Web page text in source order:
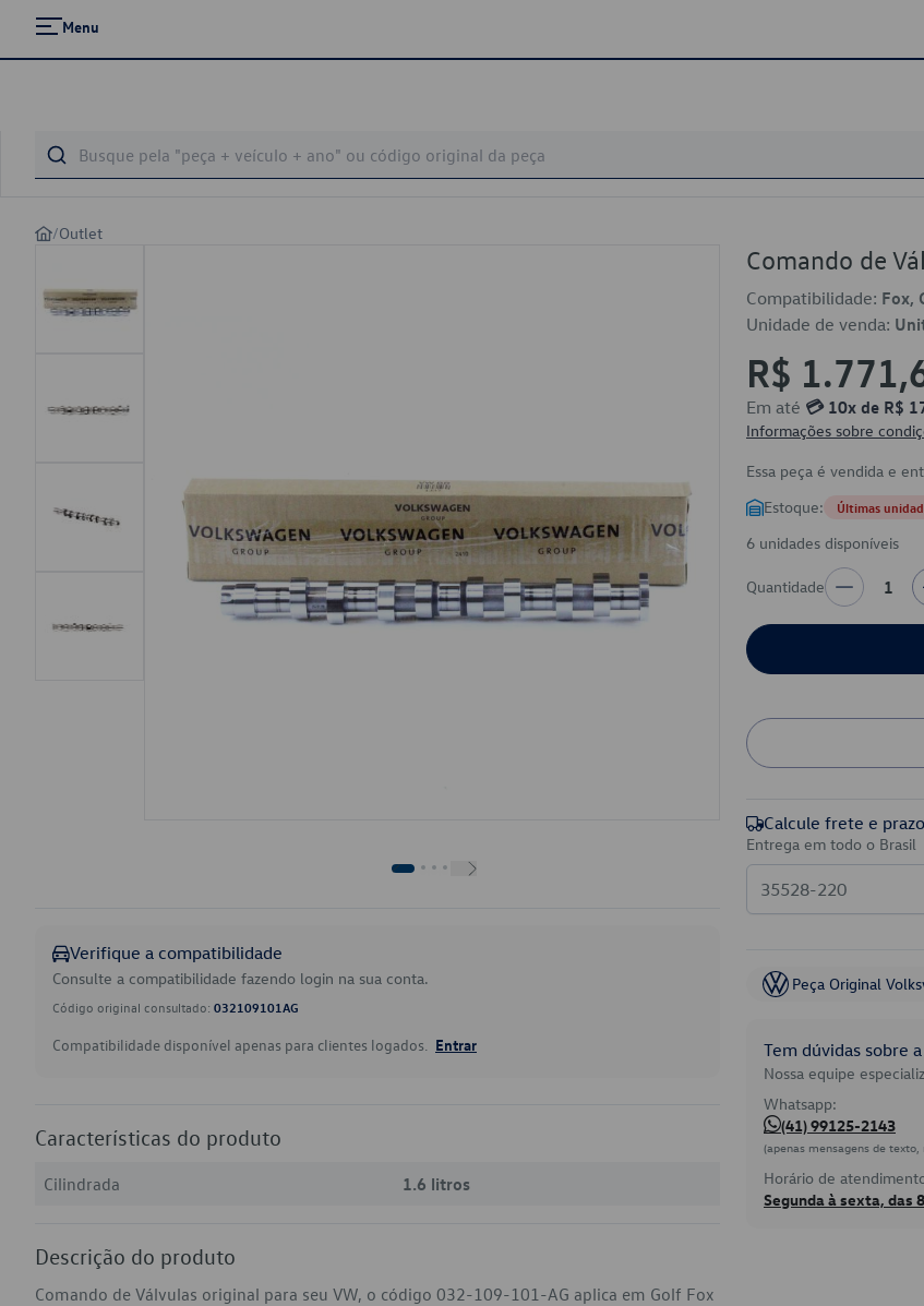
Menu
/Outlet
Verifique a compatibilidade
Consulte a compatibilidade fazendo login na sua conta.
Código original consultado: 032109101AG
Compatibilidade disponível apenas para clientes logados. Entrar
Características do produto
Cilindrada 1.6 litros
Descrição do produto
Comando de Válvulas original para seu VW, o código 032-109-101-AG aplica em Golf Fox
Comando de
Compatibilidade: Fox,
Unidade de venda:
R$
Em até 💳 10x de R$
Informações sobre
Essa peça é vendida e
Estoque: Últimas
6 unidades disponíveis
Quantidade 1
Calcule frete e prazo
Entrega em todo o Brasil
Peça Original
Tem dúvidas sobre
Nossa equipe
Whatsapp:
(41) 99125-2143
(apenas mensagens de
Horário de
Segunda à sexta, das